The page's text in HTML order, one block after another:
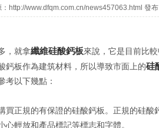
：http://www.dfqm.com.cn/news457063.html 發
，就拿纖維硅酸鈣板來說，它是目前比
鈣板作為建筑材料，所以導致市面上的硅
考以下幾點：
買正規的有保證的硅酸鈣板。正規的硅
輕放和產品標記等標志和字體。